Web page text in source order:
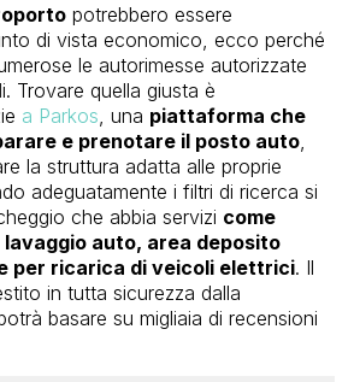
potrebbero essere
di vista economico, ecco perché
le autorimesse autorizzate
Trovare quella giusta è
a Parkos , una piattaforma che
e prenotare il posto auto
la struttura adatta alle proprie
adeguatamente i filtri di ricerca si
che abbia servizi come
auto, area deposito
per ricarica di veicoli elettrici. Il
in tutta sicurezza dalla
basare su migliaia di recensioni